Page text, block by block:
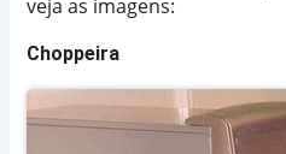
veja as imagens:
Choppeira